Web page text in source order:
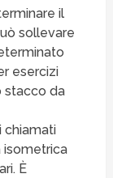
il
sollevare
esercizi
stacco da
chiamati
isometrica
È